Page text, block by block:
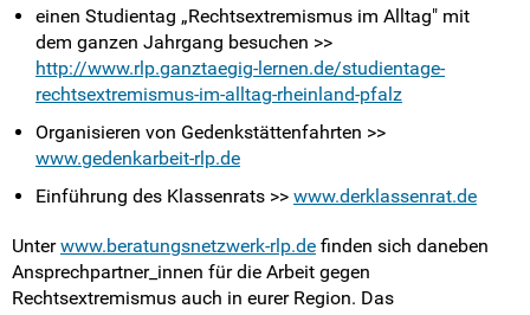
einen Studientag „Rechtsextremismus im Alltag" mit
dem ganzen Jahrgang besuchen >>
http://www.rlp.ganztaegig-lernen.de/studientage-
rechtsextremismus-im-alltag-rheinland-pfalz
Organisieren von Gedenkstättenfahrten >>
www.gedenkarbeit-rlp.de
Einführung des Klassenrats >> www.derklassenrat.de
Unterwww.beratungsnetzwerk-rlp.de finden sich daneben
Ansprechpartner_innen für die Arbeit gegen
Rechtsextremismus auch in eurer Region. Das